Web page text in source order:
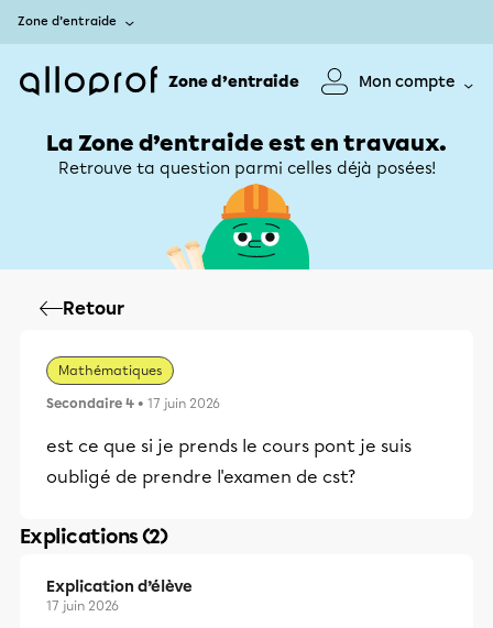
Zone d’entraide
Zone d’entraide Mon compte
La Zone d’entraide est en travaux.
Retrouve ta question parmi celles déjà posées!
Retour
Mathématiques
Secondaire 4 • 17 juin 2026
est ce que si je prends le cours pont je suis
oubligé de prendre l'examen de cst?
Explications (2)
Explication d’élève
17 juin 2026